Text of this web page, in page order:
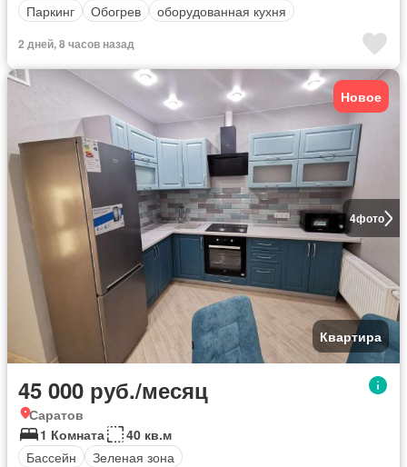
Паркинг
Обогрев оборудованная кухня
2 дней, 8 часов назад
4фото
Новое
Квартира
45 000 руб./месяц
Саратов
1 Комната
40 кв.м
Бассейн
Зеленая зона